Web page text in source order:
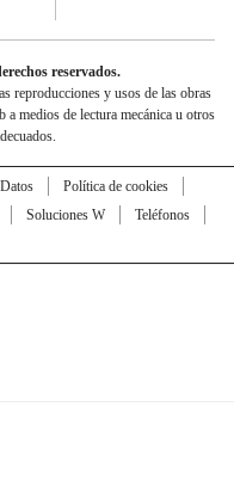
reservados.
reproducciones y usos de las obras
a medios de lectura mecánica u otros
Política de cookies
Soluciones W
Teléfonos